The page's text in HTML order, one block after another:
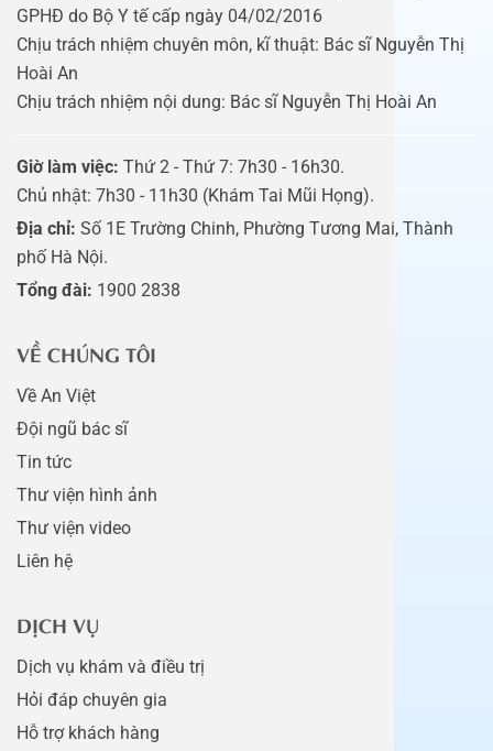
GPHĐ do Bộ Y tế cấp ngày 04/02/2016
Chịu trách nhiệm chuyên môn, kĩ thuật: Bác sĩ Nguyễn Thị
Hoài An
Chịu trách nhiệm nội dung: Bác sĩ Nguyễn Thị Hoài An
Giờ làm việc: Thứ 2 - Thứ 7: 7h30 - 16h30.
Chủ nhật: 7h30 - 11h30 (Khám Tai Mũi Họng).
Địa chỉ: Số 1E Trường Chinh, Phường Tương Mai, Thành
phố Hà Nội.
Tổng đài: 1900 2838
VỀ CHÚNG TÔI
Về An Việt
Đội ngũ bác sĩ
Tin tức
Thư viện hình ảnh
Thư viện video
Liên hệ
DỊCH VỤ
Dịch vụ khám và điều trị
Hỏi đáp chuyên gia
Hỗ trợ khách hàng